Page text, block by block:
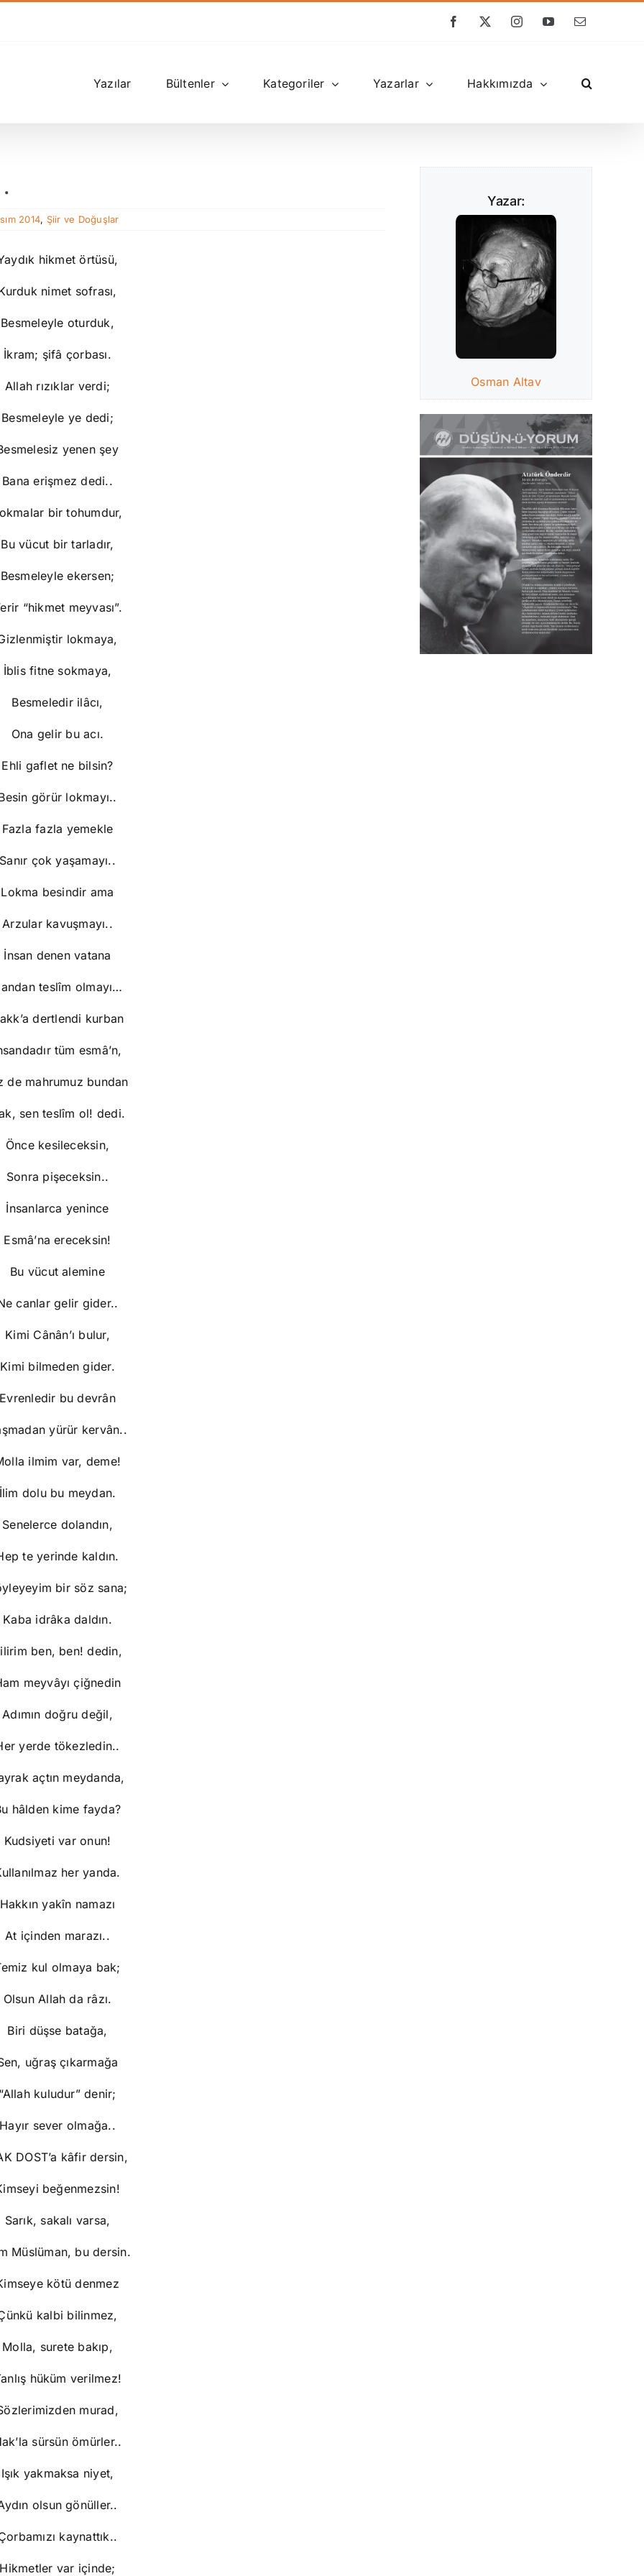
Facebook
X InstagramYouTube
E-
Yazılar Bültenler Kategoriler Yazarlar Hakkımızda
2014, Şiir ve Doğuşlar
hikmet örtüsü,
nimet sofrası,
Besmeleyle oturduk,
İkram; şifâ çorbası.
Allah rızıklar verdi;
Besmeleyle ye dedi;
yenen şey
Bana erişmez dedi..
bir tohumdur,
Bu vücut bir tarladır,
Besmeleyle ekersen;
“hikmet meyvası”.
lokmaya,
İblis fitne sokmaya,
Besmeledir ilâcı,
Ona gelir bu acı.
Ehli gaflet ne bilsin?
görür lokmayı..
Fazla fazla yemekle
Sanır çok yaşamayı..
Lokma besindir ama
Arzular kavuşmayı..
İnsan denen vatana
teslîm olmayı…
dertlendi kurban
tüm esmâ’n,
de mahrumuz bundan
sen teslîm ol! dedi.
Önce kesileceksin,
Sonra pişeceksin..
İnsanlarca yenince
Esmâ’na ereceksin!
Bu vücut alemine
canlar gelir gider..
Kimi Cânân’ı bulur,
Kimi bilmeden gider.
Evrenledir bu devrân
yürür kervân..
ilmim var, deme!
dolu bu meydan.
Senelerce dolandın,
te yerinde kaldın.
bir söz sana;
Kaba idrâka daldın.
ben, ben! dedin,
meyvâyı çiğnedin
Adımın doğru değil,
yerde tökezledin..
açtın meydanda,
hâlden kime fayda?
Kudsiyeti var onun!
her yanda.
Hakkın yakîn namazı
At içinden marazı..
kul olmaya bak;
Olsun Allah da râzı.
Biri düşse batağa,
uğraş çıkarmağa
kuludur” denir;
Hayır sever olmağa..
DOST’a kâfir dersin,
beğenmezsin!
Sarık, sakalı varsa,
Müslüman, bu dersin.
kötü denmez
kalbi bilinmez,
Molla, surete bakıp,
hüküm verilmez!
murad,
sürsün ömürler..
Işık yakmaksa niyet,
olsun gönüller..
kaynattık..
Hikmetler var içinde;
Yazar:
Osman Altav